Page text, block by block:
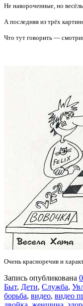
Не навороченные, но
А последняя из трёх
Что тут говорить —
Очень красноречив и
Запись опубликована
Быт, Дети, Служба,
борьба, видео, видео